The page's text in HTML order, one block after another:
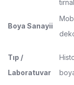
Boya Sanayii
Tıp /
Laboratuvar